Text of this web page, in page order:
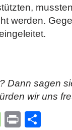
werden.
Dann sagen
wir uns
Message
Print